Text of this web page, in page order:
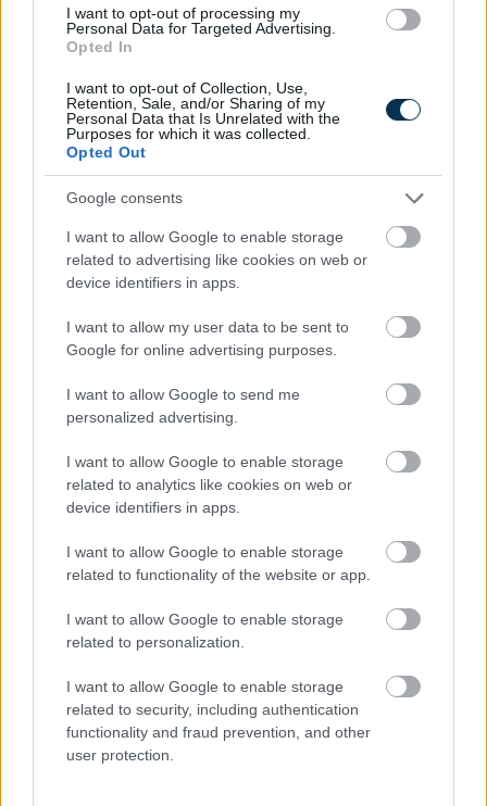
I want to opt-out of processing my
Personal Data for Targeted Advertising.
Opted In
I want to opt-out of Collection, Use,
Retention, Sale, and/or Sharing of my
Personal Data that Is Unrelated with the
Purposes for which it was collected.
Opted Out
Google consents
I want to allow Google to enable storage
related to advertising like cookies on web or
device identifiers in apps.
I want to allow my user data to be sent to
Google for online advertising purposes.
I want to allow Google to send me
personalized advertising.
I want to allow Google to enable storage
related to analytics like cookies on web or
device identifiers in apps.
I want to allow Google to enable storage
related to functionality of the website or app.
I want to allow Google to enable storage
related to personalization.
I want to allow Google to enable storage
related to security, including authentication
functionality and fraud prevention, and other
user protection.
adataik helyesen szerepelnek-e a
nyilvántartásban. Különösen fontosak azok az
jogviszony, részmunkaidő, megbízási
szerződés, külföldi munkavégzés,
gyermekneveléshez kapcsolódó ellátás vagy
munkanélküli ellátás fordult elő.
A nyugdíjszámításban ugyanis minden lépés
egymásra épül. Ha a bruttó kereseti adat
hibás, akkor a nettósított összeg is hibás
lehet. Ha a nettósított összeg hibás, akkor a
valorizált kereset is hibás lesz. Ha pedig a
valorizált keresetek összege nem pontos, a
havi átlagkereset és az induló nyugdíj is
eltérhet attól, ami az érintettnek jogszerűen
járna.
Összegzés: a nyugdíj nem a
bruttó bér tükörképe
A valorizációs szorzó megértéséhez
elengedhetetlen tudni, hogy a magyar
nyugdíjszámításban nem a bruttó kereseteket
valorizálják. A folyamat először a
nyugdíjjárulék-alapot képező keresetekből
indul ki, majd ezeket az adott év szabályai
szerint csökkenti járulékokkal és személyi
jövedelemadóval. Csak az így kapott,
nettósított kereseteket igazítják a nyugdíjazást